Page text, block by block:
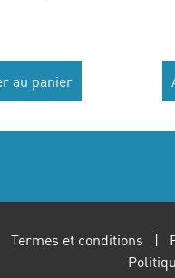
au panier
Termes et conditions |